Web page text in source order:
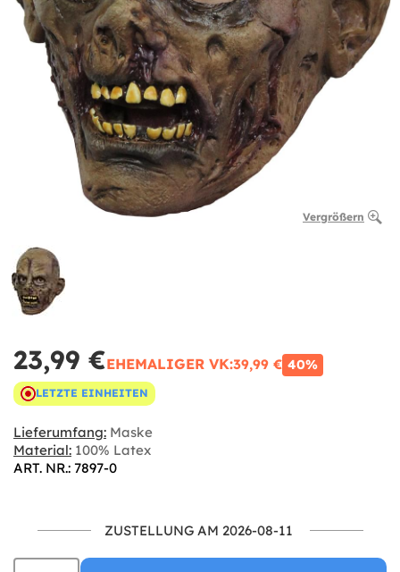
Vergrößern
23,99 €EHEMALIGER VK:39,99 € 40%
LETZTE EINHEITEN
Lieferumfang: Maske
Material: 100% Latex
ART. NR.: 7897-0
ZUSTELLUNG AM 2026-08-11